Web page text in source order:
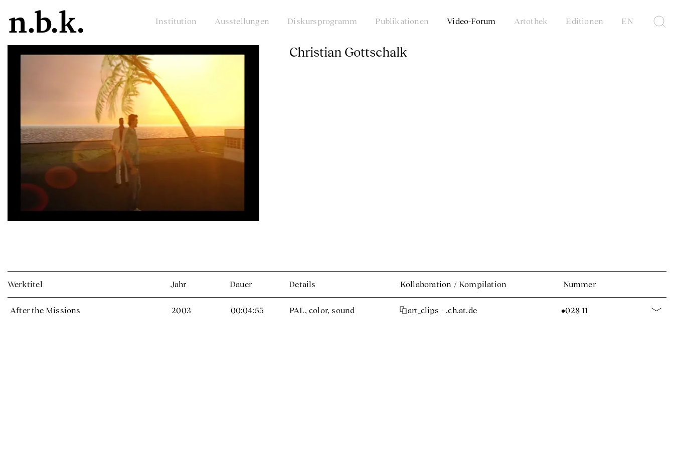
Institution Ausstellungen Diskursprogramm Publikationen Video-Forum Artothek Editionen EN
Christian Gottschalk
Werktitel Jahr Dauer Details Kollaboration / Kompilation Nummer
After the Missions 2003 00:04:55 PAL, color, sound art_clips - .ch.at.de •028 11